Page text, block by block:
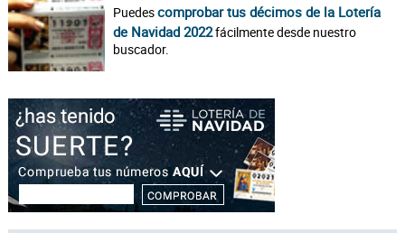
Puedescomprobar tus décimos de la Lotería
de Navidad 2022fácilmente desde nuestro
buscador.